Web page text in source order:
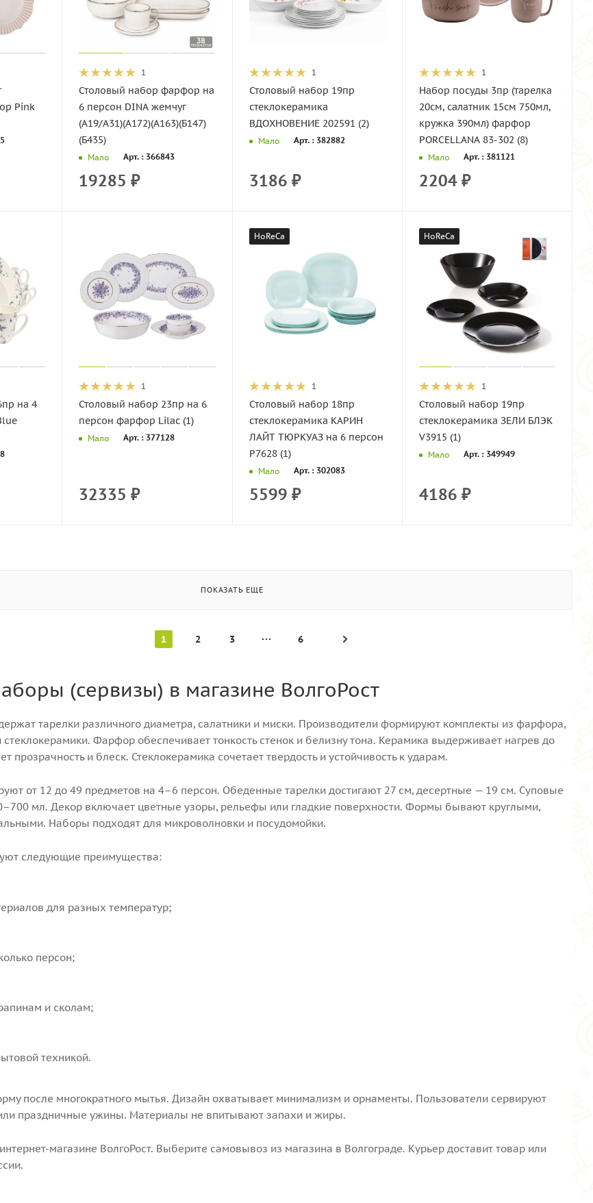
Pink
1
Столовый набор фарфор на
6 персон DINA жемчуг
(A19/A31)(А172)(А163)(Б147)
(Б435)
Мало Арт. : 366843
19285 ₽
1
Столовый набор 19пр
стеклокерамика
ВДОХНОВЕНИЕ 202591 (2)
Мало Арт. : 382882
3186 ₽
1
Набор посуды 3пр (тарелка
20см, салатник 15см 750мл,
кружка 390мл) фарфор
PORCELLANA 83-302 (8)
Мало Арт. : 381121
2204₽
на 4
1
Столовый набор 23пр на 6
персон фарфор Lilac (1)
Мало Арт. : 377128
32335 ₽
HoReCa
1
Столовый набор 18пр
стеклокерамика КАРИН
ЛАЙТ ТЮРКУАЗ на 6 персон
P7628 (1)
Мало Арт. : 302083
5599 ₽
HoReCa
1
Столовый набор 19пр
стеклокерамика ЗЕЛИ БЛЭК
V3915 (1)
Мало Арт. : 349949
4186 ₽
ПОКАЗАТЬ ЕЩЕ
1 2 3 6
(сервизы) в магазине ВолгоРост
тарелки различного диаметра, салатники и миски. Производители формируют комплекты из фарфора,
стеклокерамики. Фарфор обеспечивает тонкость стенок и белизну тона. Керамика выдерживает нагрев до
прозрачность и блеск. Стеклокерамика сочетает твердость и устойчивость к ударам.
от 12 до 49 предметов на 4–6 персон. Обеденные тарелки достигают 27 см, десертные — 19 см. Суповые
мл. Декор включает цветные узоры, рельефы или гладкие поверхности. Формы бывают круглыми,
Наборы подходят для микроволновки и посудомойки.
следующие преимущества:
для разных температур;
персон;
и сколам;
техникой.
после многократного мытья. Дизайн охватывает минимализм и орнаменты. Пользователи сервируют
праздничные ужины. Материалы не впитывают запахи и жиры.
магазине ВолгоРост. Выберите самовывоз из магазина в Волгограде. Курьер доставит товар или